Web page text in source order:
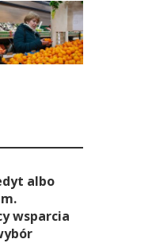
albo
wsparcia